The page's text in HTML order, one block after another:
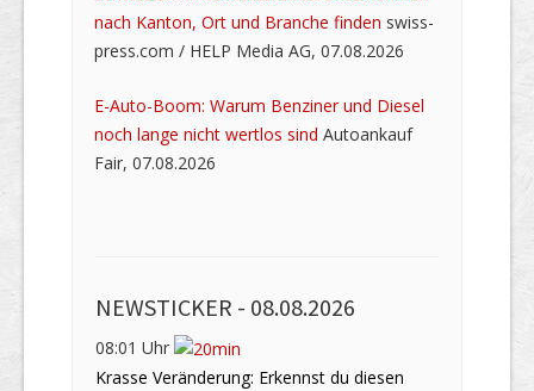
nach Kanton, Ort und Branche finden swiss-
press.com / HELP Media AG, 07.08.2026
E-Auto-Boom: Warum Benziner und Diesel
noch lange nicht wertlos sind Autoankauf
Fair, 07.08.2026
NEWSTICKER - 08.08.2026
08:01 Uhr
Krasse Veränderung: Erkennst du diesen